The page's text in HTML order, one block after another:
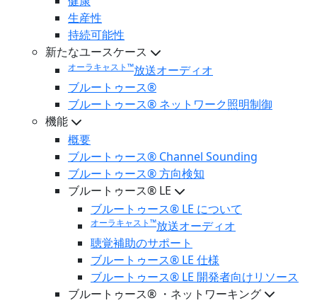
生産性
持続可能性
新たなユースケース
オーラキャスト™放送オーディオ
ブルートゥース®
ブルートゥース® ネットワーク照明制御
機能
概要
ブルートゥース® Channel Sounding
ブルートゥース® 方向検知
ブルートゥース® LE
ブルートゥース® LE について
オーラキャスト™放送オーディオ
聴覚補助のサポート
ブルートゥース® LE 仕様
ブルートゥース® LE 開発者向けリソース
ブルートゥース® ・ネットワーキング